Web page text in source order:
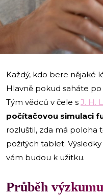
Každý, kdo bere nějaké
Hlavně pokud saháte
Tým vědců v čele s J. H.
počítačovou simulaci
rozluštil, zda má poloha
požitých tablet.
vám budou k užitku.
Průběh výzkumu